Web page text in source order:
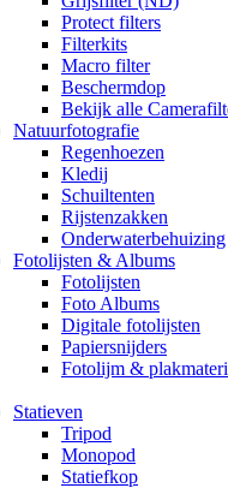
Protect filters
Filterkits
Macro filter
Beschermdop
Bekijk alle
Natuurfotografie
Regenhoezen
Kledij
Schuiltenten
Rijstenzakken
Onderwaterbehuizing
Fotolijsten & Albums
Fotolijsten
Foto Albums
Digitale fotolijsten
Papiersnijders
Fotolijm &
Statieven
Tripod
Monopod
Statiefkop